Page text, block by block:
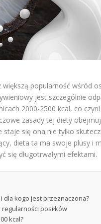
popularność wśród
jest szczególnie
2000-2500 kcal, co
zasady tej diety
się ona nie tylko
dieta ta ma swoje plusy i
się długotrwałymi efektami.
dla kogo jest przeznaczona?
posiłków
kcal?